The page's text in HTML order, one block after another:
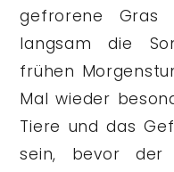
gefrorene
langsam die
frühen
Mal wieder
Tiere und das
sein, bevor der